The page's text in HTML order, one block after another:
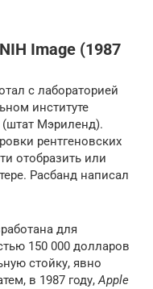
Image (1987
с лабораторией
институте
Мэриленд).
рентгеновских
отобразить или
Расбанд написал
для
150 000 долларов
стойку, явно
в 1987 году,Apple